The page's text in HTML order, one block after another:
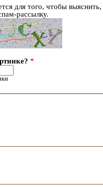
для того, чтобы
рассылку.
*